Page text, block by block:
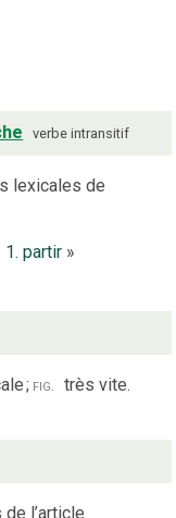
verbe intransitif
lexicales de
1. partir»
; fig. très vite.
l’article